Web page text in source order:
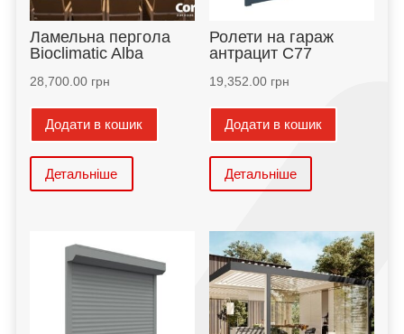
Ламельна пергола
Bioclimatic Alba
28,700.00грн
Додати в кошик
Детальніше
Ролети на гараж
антрацит С77
19,352.00грн
Додати в кошик
Детальніше